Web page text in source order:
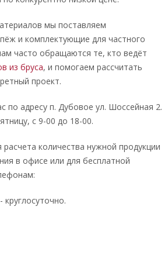
мы поставляем
и комплектующие для частного
часто обращаются те, кто ведёт
из бруса, и помогаем рассчитать
проект.
по адресу п. Дубовое ул. Шоссейная 2.
с 9-00 до 18-00.
количества нужной продукции
в офисе или для бесплатной